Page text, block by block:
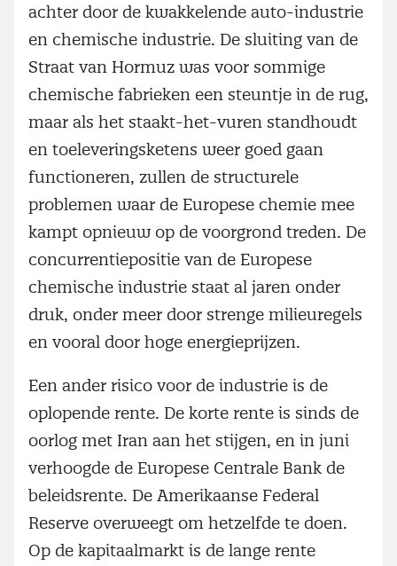
achter door de kwakkelende auto-industrie
en chemische industrie. De sluiting van de
Straat van Hormuz was voor sommige
chemische fabrieken een steuntje in de rug,
maar als het staakt-het-vuren standhoudt
en toeleveringsketens weer goed gaan
functioneren, zullen de structurele
problemen waar de Europese chemie mee
kampt opnieuw op de voorgrond treden. De
concurrentiepositie van de Europese
chemische industrie staat al jaren onder
druk, onder meer door strenge milieuregels
en vooral door hoge energieprijzen.
Een ander risico voor de industrie is de
oplopende rente. De korte rente is sinds de
oorlog met Iran aan het stijgen, en in juni
verhoogde de Europese Centrale Bank de
beleidsrente. De Amerikaanse Federal
Reserve overweegt om hetzelfde te doen.
Op de kapitaalmarkt is de lange rente